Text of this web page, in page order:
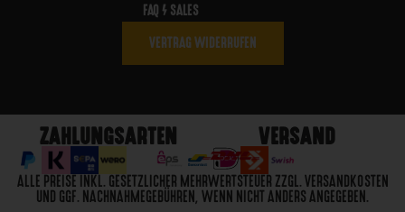
FAQ / SALES
VERTRAG WIDERRUFEN
ZAHLUNGSARTEN VERSAND
ALLE PREISE INKL. GESETZLICHER MEHRWERTSTEUER ZZGL. VERSANDKOSTEN
UND GGF. NACHNAHMEGEBÜHREN, WENN NICHT ANDERS ANGEGEBEN.